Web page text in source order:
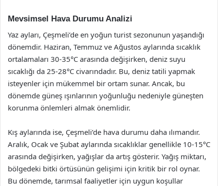
Mevsimsel Hava Durumu Analizi
Yaz ayları, Çeşmeli’de en yoğun turist sezonunun yaşandığı
dönemdir. Haziran, Temmuz ve Ağustos aylarında sıcaklık
ortalamaları 30-35°C arasında değişirken, deniz suyu
sıcaklığı da 25-28°C civarındadır. Bu, deniz tatili yapmak
isteyenler için mükemmel bir ortam sunar. Ancak, bu
dönemde güneş ışınlarının yoğunluğu nedeniyle güneşten
korunma önlemleri almak önemlidir.
Kış aylarında ise, Çeşmeli’de hava durumu daha ılımandır.
Aralık, Ocak ve Şubat aylarında sıcaklıklar genellikle 10-15°C
arasında değişirken, yağışlar da artış gösterir. Yağış miktarı,
bölgedeki bitki örtüsünün gelişimi için kritik bir rol oynar.
Bu dönemde, tarımsal faaliyetler için uygun koşullar